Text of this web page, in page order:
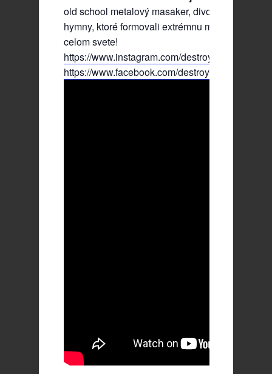
old school metalový masaker, divokú energiu a
hymny, ktoré formovali extrémnu metalovú
celom svete!
https://www.instagram.com/
https://www.facebook.com/destroyer666page